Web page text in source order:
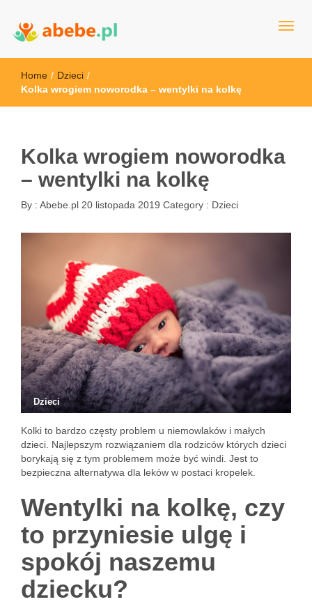
Abebe
Home / Dzieci /
Kolka wrogiem noworodka – wentylki na kolkę
Kolka wrogiem noworodka
– wentylki na kolkę
By : Abebe.pl 20 listopada 2019 Category : Dzieci
Dzieci
Kolki to bardzo częsty problem u niemowlaków i małych
dzieci. Najlepszym rozwiązaniem dla rodziców których dzieci
borykają się z tym problemem może być windi. Jest to
bezpieczna alternatywa dla leków w postaci kropelek.
Wentylki na kolkę, czy
to przyniesie ulgę i
spokój naszemu
dziecku?